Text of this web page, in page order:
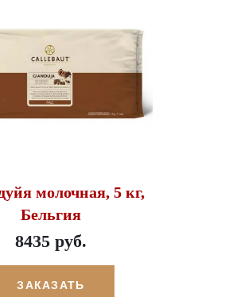
молочная, 5 кг,
Бельгия
8435 руб.
ЗАКАЗАТЬ